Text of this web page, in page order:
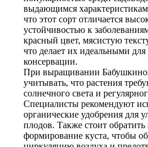
выдающимся
что этот сорт отличается
устойчивостью к
красный цвет, мясистую
что делает их идеальными
консервации.
При выращивании
учитывать, что растения
солнечного света и
Специалисты рекомендуют
органические удобрения для
плодов. Также стоит
формирование куста, чтобы